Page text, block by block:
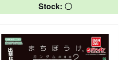
Stock: 〇